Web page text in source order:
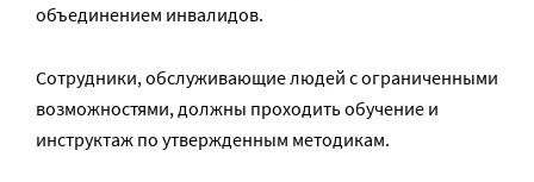
объединением инвалидов.
Сотрудники, обслуживающие людей с ограниченными
возможностями, должны проходить обучение и
инструктаж по утвержденным методикам.